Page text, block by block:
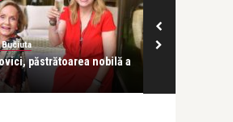
păstrătoarea nobilă a